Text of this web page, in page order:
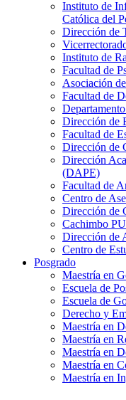
Instituto de
Católica del
Dirección de
Instituto de
Facultad de
Asociación
Facultad de
Dirección de
Facultad de
Dirección de
Dirección
(DAPE)
Facultad de
Centro de
Dirección de
Cachimbo
Dirección de
Centro de
Posgrado
Maestría en
Escuela de
Escuela de
Derecho y
Maestría en
Maestría en
Maestría en
Maestría en
Maestría en